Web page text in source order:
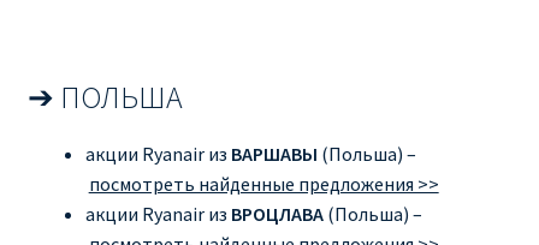
ДЕШЕВЫЕ АВИАБИЛЕТЫ В ВЕНУ
ДЕШЕВЫЕ АВИАБИЛЕТЫ В ЛОНДОН
ДЕШЕВЫЕ АВИАБИЛЕТЫ В МИЛАН
➔ ПОЛЬША
акции Ryanair из ВАРШАВЫ (Польша) –
посмотреть найденные предложения >>
акции Ryanair из ВРОЦЛАВА (Польша) –